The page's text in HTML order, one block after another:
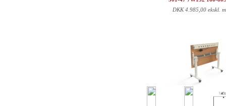
DKK4.985,00 ekskl.